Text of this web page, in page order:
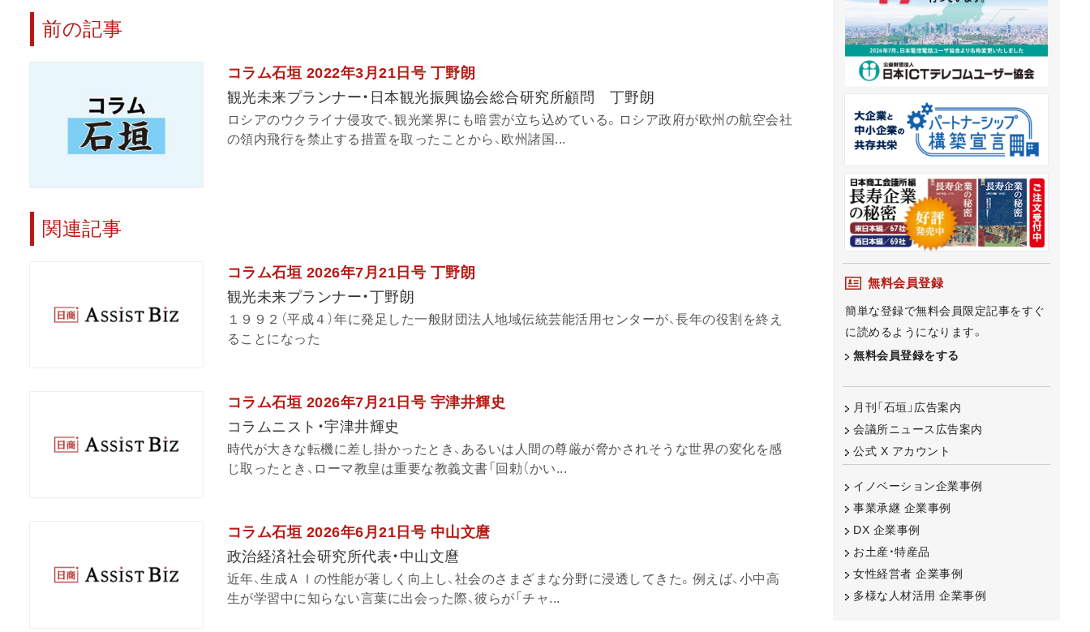
前の記事
コラム石垣 2022年3月21日号 丁野朗
観光未来プランナー・日本観光振興協会総合研究所顧問 丁野朗
ロシアのウクライナ侵攻で、観光業界にも暗雲が立ち込めている。ロシア政府が欧州の航空会社
の領内飛行を禁止する措置を取ったことから、欧州諸国...
関連記事
コラム石垣 2026年7月21日号 丁野朗
観光未来プランナー・丁野朗
１９９２（平成４）年に発足した一般財団法人地域伝統芸能活用センターが、長年の役割を終え
ることになった
コラム石垣 2026年7月21日号 宇津井輝史
コラムニスト・宇津井輝史
時代が大きな転機に差し掛かったとき、あるいは人間の尊厳が脅かされそうな世界の変化を感
じ取ったとき、ローマ教皇は重要な教義文書「回勅（かい...
コラム石垣 2026年6月21日号 中山文麿
政治経済社会研究所代表・中山文麿
近年、生成ＡＩの性能が著しく向上し、社会のさまざまな分野に浸透してきた。例えば、小中高
生が学習中に知らない言葉に出会った際、彼らが「チャ...
無料会員登録
簡単な登録で無料会員限定記事をすぐ
に読めるようになります。
無料会員登録をする
月刊「石垣」広告案内
会議所ニュース広告案内
公式 X アカウント
イノベーション企業事例
事業承継 企業事例
DX 企業事例
お土産・特産品
女性経営者 企業事例
多様な人材活用 企業事例